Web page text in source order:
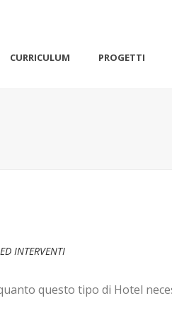
CURRICULUM PROGETTI
INTERVENTI
questo tipo di Hotel